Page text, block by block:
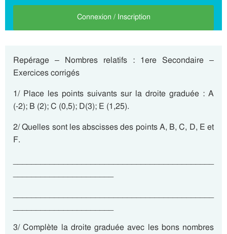
Connexion / Inscription
Repérage – Nombres relatifs : 1ere Secondaire –
Exercices corrigés
1/ Place les points suivants sur la droite graduée : A
(-2); B (2); C (0,5); D(3); E (1,25).
2/ Quelles sont les abscisses des points A, B, C, D, E et
F.
3/ Complète la droite graduée avec les bons nombres